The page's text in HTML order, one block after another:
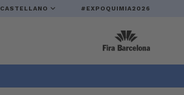
CASTELLANO #EXPOQUIMIA2026